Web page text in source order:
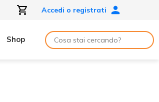
Accedi o registrati
Shop